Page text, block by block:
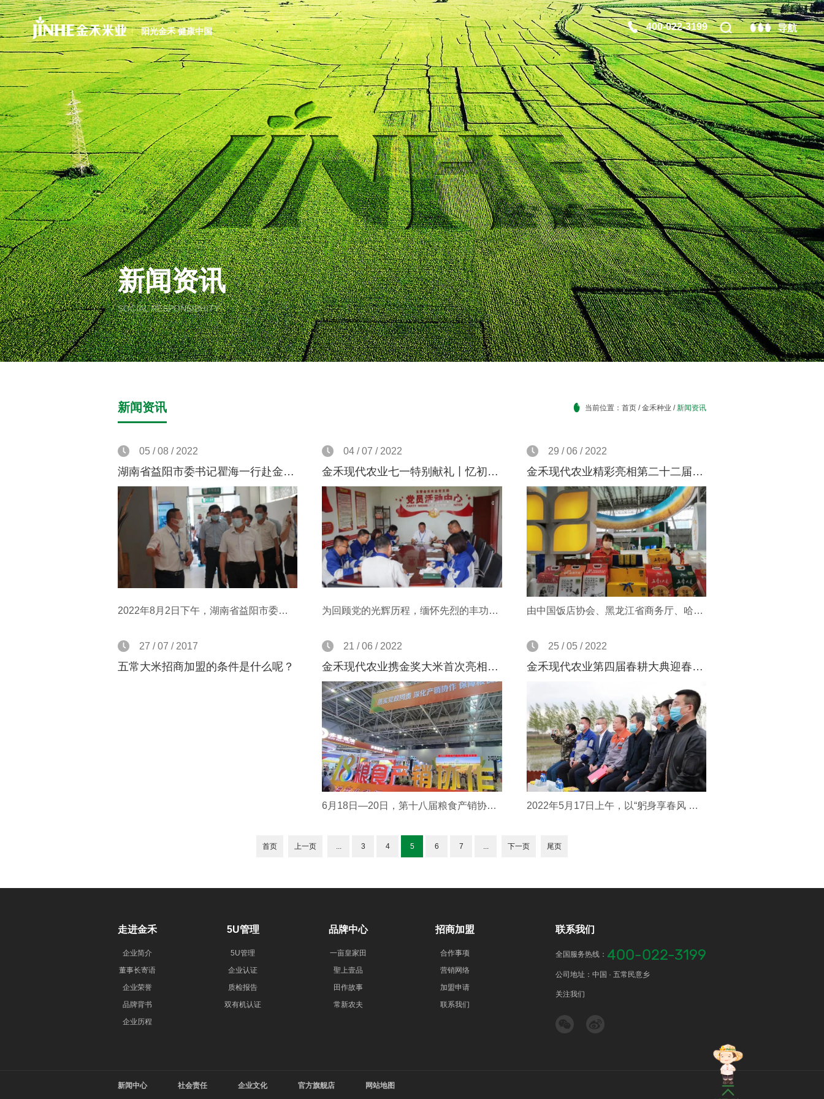
阳光金禾 健康中国 导航
400-022-3199
新闻资讯
SOCIAL RESPONSIBHITY
新闻资讯 当前位置： 首页 /金禾种业 /新闻资讯
05 / 08 / 2022
湖南省益阳市委书记瞿海一行赴金禾现代农业考察
2022年8月2日下午，湖南省益阳市委书记瞿海一行 15 人，莅临金禾现代农业参观考察，了解大米全产业链建设工作。黑龙江省五常金禾米业有限责任公司董事长李云辉先生热情接待，并全程陪同参观考察。
04 / 07 / 2022
金禾现代农业七一特别献礼丨忆初心庆七一，担使命谋发展
为回顾党的光辉历程，缅怀先烈的丰功伟业，传承弘扬党的革命精神。6月30日，金禾米业党支部召开“强组织 增活力”为主题的庆七一活动，活动由党支部书记李云辉、副书记王国良及8位党员共同参加。
29 / 06 / 2022
金禾现代农业精彩亮相第二十二届中国美食节
由中国饭店协会、黑龙江省商务厅、哈尔滨市政府主办，哈尔滨市商务局承办的第二十二届中国美食节暨第七届中国（哈尔滨）国际西餐文化节、第五届餐饮业供应链博览会于2022年6月29日在冰城哈尔滨举办。 金禾现代农业精彩亮相第二十二届中国美食节 活动亮点纷呈 本届美食节的主题是“助力乡村振兴、促进消费升级，赏美景、享清凉、品美食”。作为我国餐饮行业规模最大、档次最高、影响力最广、群众参与性最强的国际性美食盛会，展出期间涵盖了美食展示、食材展销、节庆活动、产业对接、技能大赛、百姓美食等内容精彩纷呈。 金禾
27 / 07 / 2017
五常大米招商加盟的条件是什么呢？
21 / 06 / 2022
金禾现代农业携金奖大米首次亮相第十八届粮食产销协作福建洽谈会
6月18日—20日，第十八届粮食产销协作福建洽谈会在福州海峡国际会展中心开幕。由福建、山东、江西、吉林、安徽、河南、黑龙江、湖南、江苏、湖北、内蒙古、宁夏等12个省（区）粮食和物资储备局（粮食局）主办，国家粮食福建交易中心、福建省粮食行业协会承办。围绕“落实党政同责 深化产销协作 保障粮食安全”主题，进一步巩固和拓宽引粮入闽渠道，推动粮食产销合作纵深发展，促进产销区粮食企业深入开展粮食全产业链合作，为粮食企业、科研院校等搭建贸易洽谈、项目对接平台，为粮食产业提质增效、加快创新提供动力支撑。
25 / 05 / 2022
金禾现代农业第四届春耕大典迎春盛启 匠心“米痴”只耕好米
2022年5月17日上午，以“躬身享春风 耕种一亩田”为主题的第四届金禾现代农业春耕大典活动，在金禾水田文化主题公园举行，同时也正式拉开了今年春耕农忙的序幕。五常市大米产业服务中心张野主任，黑龙江省农业科学院生物技术研究所副所长、二级研究员闫平老师参加此次活动。
首页 上一页 ... 3 4 5 6 7 ... 下一页 尾页
走进金禾
企业简介
董事长寄语
企业荣誉
品牌背书
企业历程
5U管理
5U管理
企业认证
质检报告
双有机认证
品牌中心
一亩皇家田
聖上壹品
田作故事
常新农夫
招商加盟
合作事项
营销网络
加盟申请
联系我们
联系我们
全国服务热线： 400-022-3199
公司地址：中国 · 五常民意乡
关注我们
新闻中心 社会责任 企业文化 官方旗舰店 网站地图